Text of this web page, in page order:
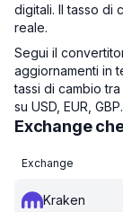
digitali. Il tasso di
reale.
Segui il
aggiornamenti in
tassi di cambio
su USD, EUR, GBP.
Exchange
Exchange
Kraken